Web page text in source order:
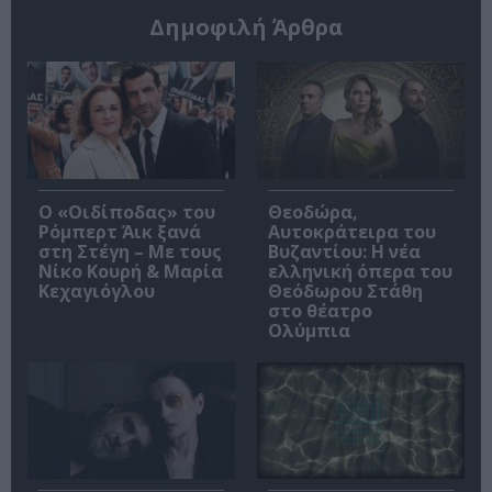
Δημοφιλή Άρθρα
O «Οιδίποδας» του
Ρόμπερτ Άικ ξανά
στη Στέγη – Με τους
Νίκο Κουρή & Μαρία
Κεχαγιόγλου
Θεοδώρα,
Αυτοκράτειρα του
Βυζαντίου: Η νέα
ελληνική όπερα του
Θεόδωρου Στάθη
στο θέατρο
Ολύμπια